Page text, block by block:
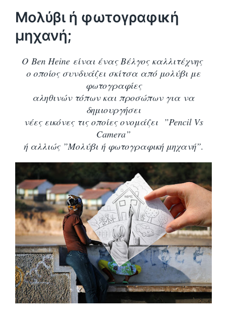
Μολύβι ή φωτογραφική
μηχανή;
Ο Ben Heine είναι ένας Βέλγος καλλιτέχνης
ο οποίος συνδυάζει σκίτσα από μολύβι με
φωτογραφίες
αληθινών τόπων και προσώπων για να
δημιουργήσει
νέες εικόνες τις οποίες ονομάζει ”Pencil Vs
Camera”
ή αλλιώς ”Μολύβι ή φωτογραφική μηχανή”.